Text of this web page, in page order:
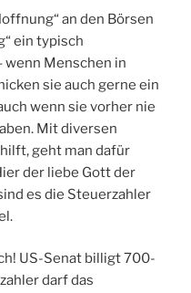
an den Börsen
ein typisch
wenn Menschen in
sie auch gerne ein
wenn sie vorher nie
Mit diversen
geht man dafür
der liebe Gott der
es die Steuerzahler
US-Senat billigt 700-
darf das